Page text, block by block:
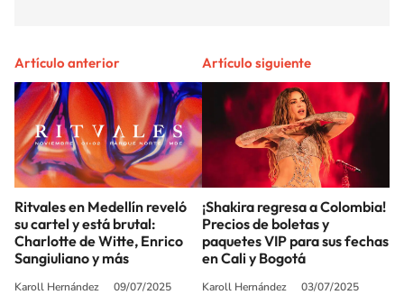
Artículo anterior
Ritvales en Medellín reveló
su cartel y está brutal:
Charlotte de Witte, Enrico
Sangiuliano y más
Karoll Hernández 09/07/2025
Artículo siguiente
¡Shakira regresa a Colombia!
Precios de boletas y
paquetes VIP para sus fechas
en Cali y Bogotá
Karoll Hernández 03/07/2025